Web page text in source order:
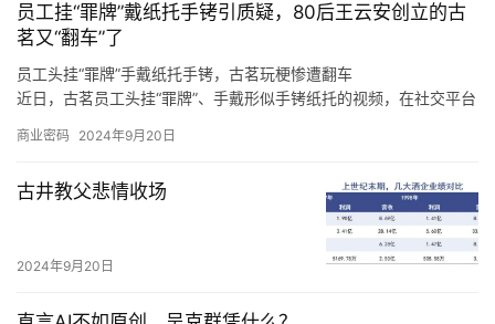
了220、193、92、65、61只概念股。
员工挂“罪牌”戴纸托手铐引质疑，80后王云安创立的古
茗又“翻车”了
员工头挂“罪牌”手戴纸托手铐，古茗玩梗惨遭翻车
近日，古茗员工头挂“罪牌”、手戴形似手铐纸托的视频，在社交平台
至于上海，王云安认为该市场毗邻浙江，因此会有一定的消费者基
收益更难做好，“我们在进省会城市，以及大的一线城市的时候，我
们一定是做好准备了再去的，比如上海的消费者到底要什么，我们
进去应该怎么做才可以让更多的店做得更好，古茗能够给上海的消
费者带来什么样的不同呢，这些是我们要去思考的。
商业密码 2024年9月20日
古井教父悲情收场
2024年9月20日